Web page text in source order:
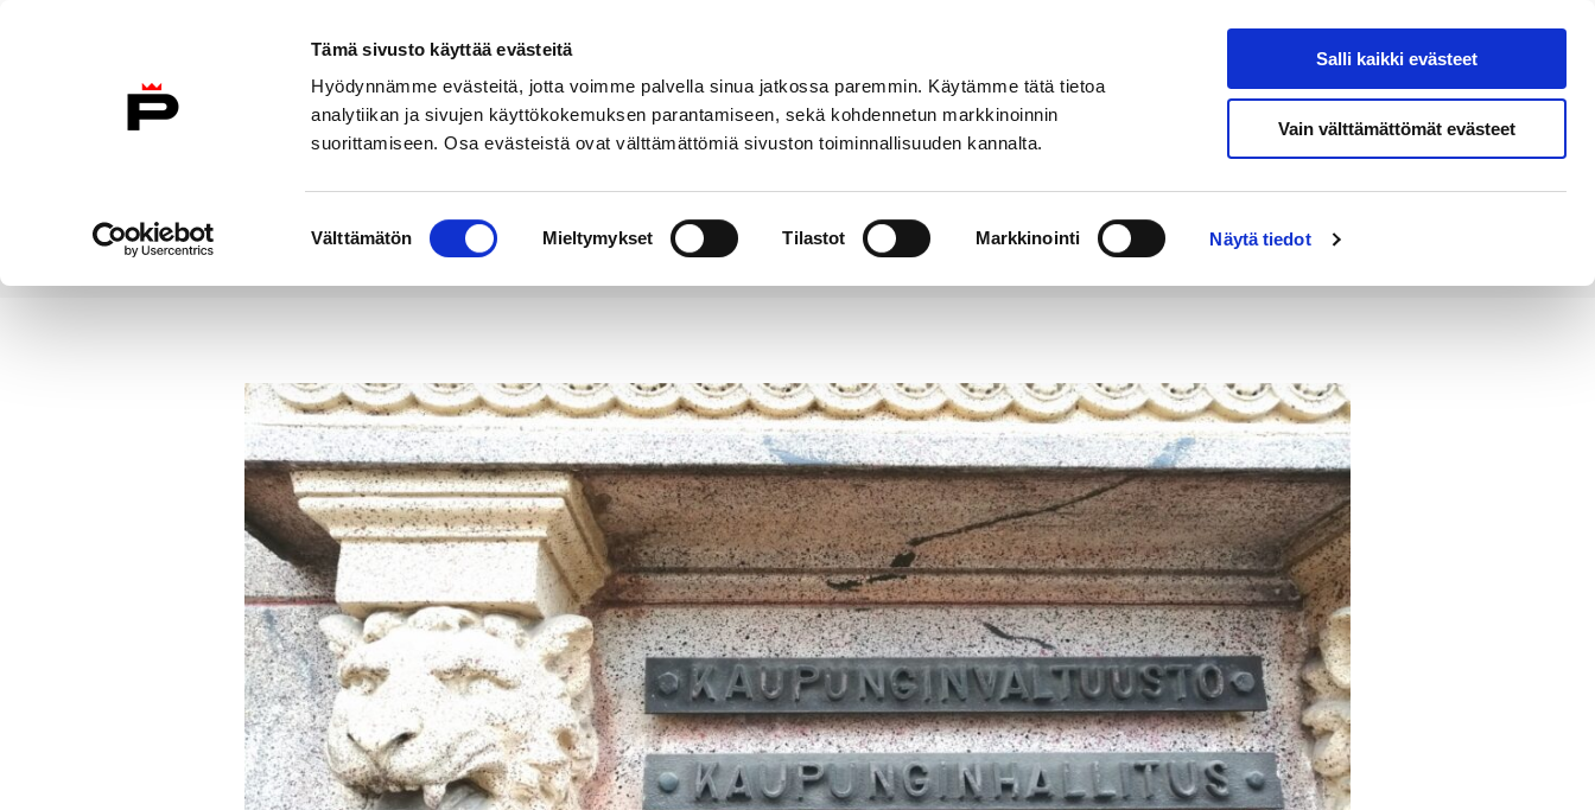
Tämä sivusto käyttää evästeitä
Hyödynnämme evästeitä, jotta voimme palvella sinua jatkossa paremmin. Käytämme tätä tietoa
analytiikan ja sivujen käyttökokemuksen parantamiseen, sekä kohdennetun markkinoinnin
suorittamiseen. Osa evästeistä ovat välttämättömiä sivuston toiminnallisuuden kannalta.
valinta
Välttämätön Mieltymykset Tilastot Markkinointi Näytä tiedot
Salli kaikki evästeet
Vain välttämättömät evästeet
Etusivulle
Hae sivustolta
Etusivu